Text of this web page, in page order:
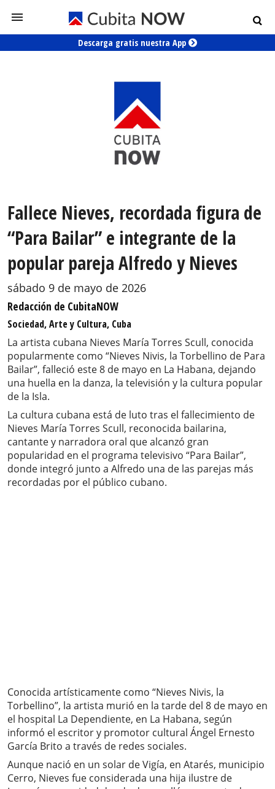
Descarga gratis nuestra App
Fallece Nieves, recordada figura de
“Para Bailar” e integrante de la
popular pareja Alfredo y Nieves
sábado 9 de mayo de 2026
Redacción de CubitaNOW
Sociedad, Arte y Cultura, Cuba
La artista cubana Nieves María Torres Scull, conocida
popularmente como “Nieves Nivis, la Torbellino de Para
Bailar”, falleció este 8 de mayo en La Habana, dejando
una huella en la danza, la televisión y la cultura popular
de la Isla.
La cultura cubana está de luto tras el fallecimiento de
Nieves María Torres Scull, reconocida bailarina,
cantante y narradora oral que alcanzó gran
popularidad en el programa televisivo “Para Bailar”,
donde integró junto a Alfredo una de las parejas más
recordadas por el público cubano.
Conocida artísticamente como “Nieves Nivis, la
Torbellino”, la artista murió en la tarde del 8 de mayo en
el hospital La Dependiente, en La Habana, según
informó el escritor y promotor cultural Ángel Ernesto
García Brito a través de redes sociales.
Aunque nació en un solar de Vigía, en Atarés, municipio
Cerro, Nieves fue considerada una hija ilustre de